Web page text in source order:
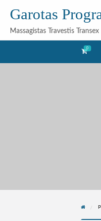
Acompanhantes
Garotas
Massagistas Travestis Transex
0